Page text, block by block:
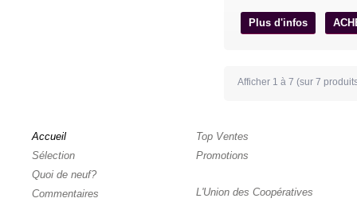
Plus d'infos
Afficher 1 à 7 (sur 7
Accueil
Sélection
Quoi de neuf?
Commentaires
Top Ventes
Promotions
L'Union des Coopératives